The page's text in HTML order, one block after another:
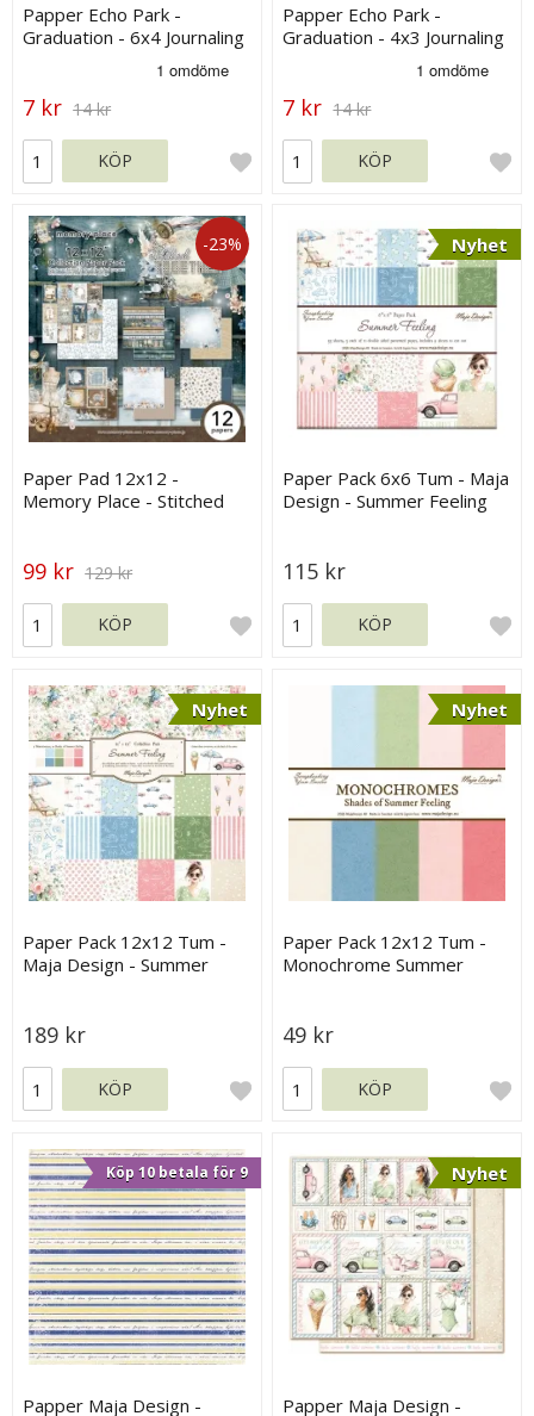
Papper Echo Park -
Graduation - 6x4 Journaling
7 kr 14 kr
KÖP
Papper Echo Park -
Graduation - 4x3 Journaling
7 kr 14 kr
KÖP
-23%
Paper Pad 12x12 -
Memory Place - Stitched
99 kr 129 kr
KÖP
Nyhet
Paper Pack 6x6 Tum - Maja
Design - Summer Feeling
115 kr
KÖP
Nyhet
Paper Pack 12x12 Tum -
Maja Design - Summer
189 kr
KÖP
Nyhet
Paper Pack 12x12 Tum -
Monochrome Summer
49 kr
KÖP
Köp 10 betala för 9
Papper Maja Design -
Nyhet
Papper Maja Design -